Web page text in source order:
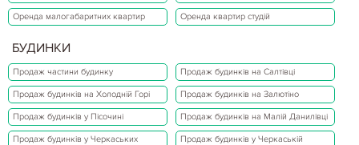
Оренда малогабаритних квартир Оренда квартир студій
БУДИНКИ
Продаж частини будинку Продаж будинків на Салтівці
Продаж будинків на Холодній Горі Продаж будинків на Залютіно
Продаж будинків у Пісочині Продаж будинків на Малій Данилівці
Продаж будинків у Черкаських
Продаж будинків у Черкаській